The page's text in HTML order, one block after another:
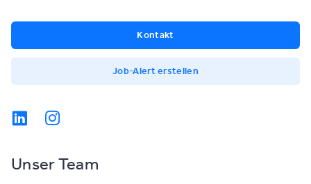
Kontakt
Job-Alert erstellen
Unser Team